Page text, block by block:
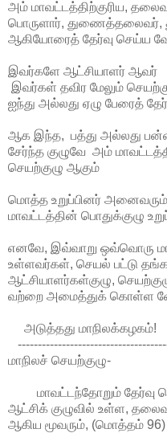
அம் மாவட்டத்திற்குரிய,
பொருளார்,
ஆகியோரைத் தேர்வு செய்ய
இவர்களே ஆட்சியாளர் ஆவர்
இவர்கள் தவிர மேலும்
ஐந்து அல்லது ஏழு பேரைத்
ஆக இந்த, பத்து அல்லது
சேர்ந்த குழுவே அம்
செயற்குழு ஆகும்
மொத்த உறுப்பினர்
மாவட்டத்தின் பொதுக்குழு
எனவே, இவ்வாறு ஒவ்வொரு
உள்ளவர்கள், செயல் பட்டு
ஆட்சியாளர்கள்குழு,
வற்றை அமைத்துக் கொள்ள
அடுத்தது மாநிலக்கழகம்!
மாநிலச் செயற்குழு-
மாவட்டந்தோறும் தேர்வு
ஆட்சிக் குழுவில் உள்ள,
ஆகிய மூவரும், (மொத்தம் 96)